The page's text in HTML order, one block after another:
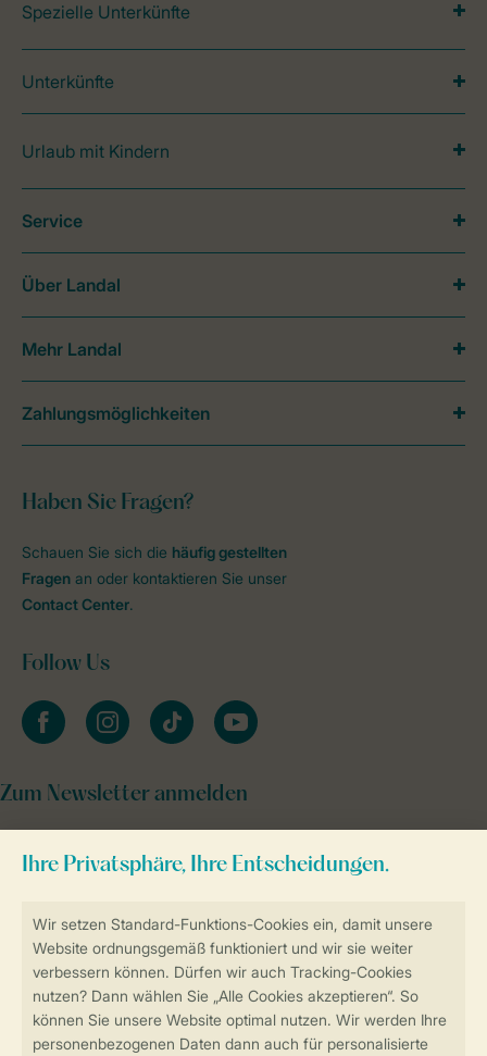
Sicher und schnell zur Online-Buchung
Sichere Datenübertragung
Spezielle Unterkünfte
Unterkünfte
Urlaub mit Kindern
Haben Sie Fragen?
Schauen Sie sich die häufig gestellten
Fragen an oder kontaktieren Sie unser
Contact Center.
Follow Us
facebookinstagramtiktok youtube
Zum Newsletter anmelden
Service
Über Landal
Mehr Landal
Zahlungsmöglichkeiten